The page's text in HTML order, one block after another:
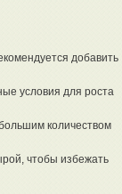
добавить
условия для роста
количеством
чтобы избежать